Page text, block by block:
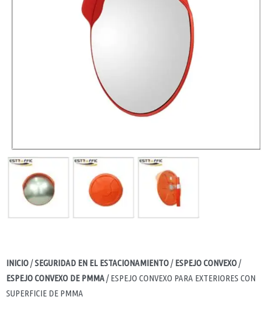
INICIO/SEGURIDAD EN EL ESTACIONAMIENTO/ESPEJO CONVEXO/
ESPEJO CONVEXO DE PMMA/ ESPEJO CONVEXO PARA EXTERIORES CON
SUPERFICIE DE PMMA